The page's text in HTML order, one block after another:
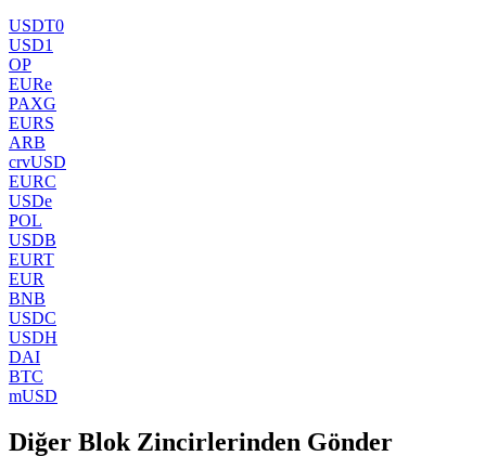
USDT0
USD1
OP
EURe
PAXG
EURS
ARB
crvUSD
EURC
USDe
POL
USDB
EURT
EUR
BNB
USDC
USDH
DAI
BTC
mUSD
Diğer Blok Zincirlerinden Gönder